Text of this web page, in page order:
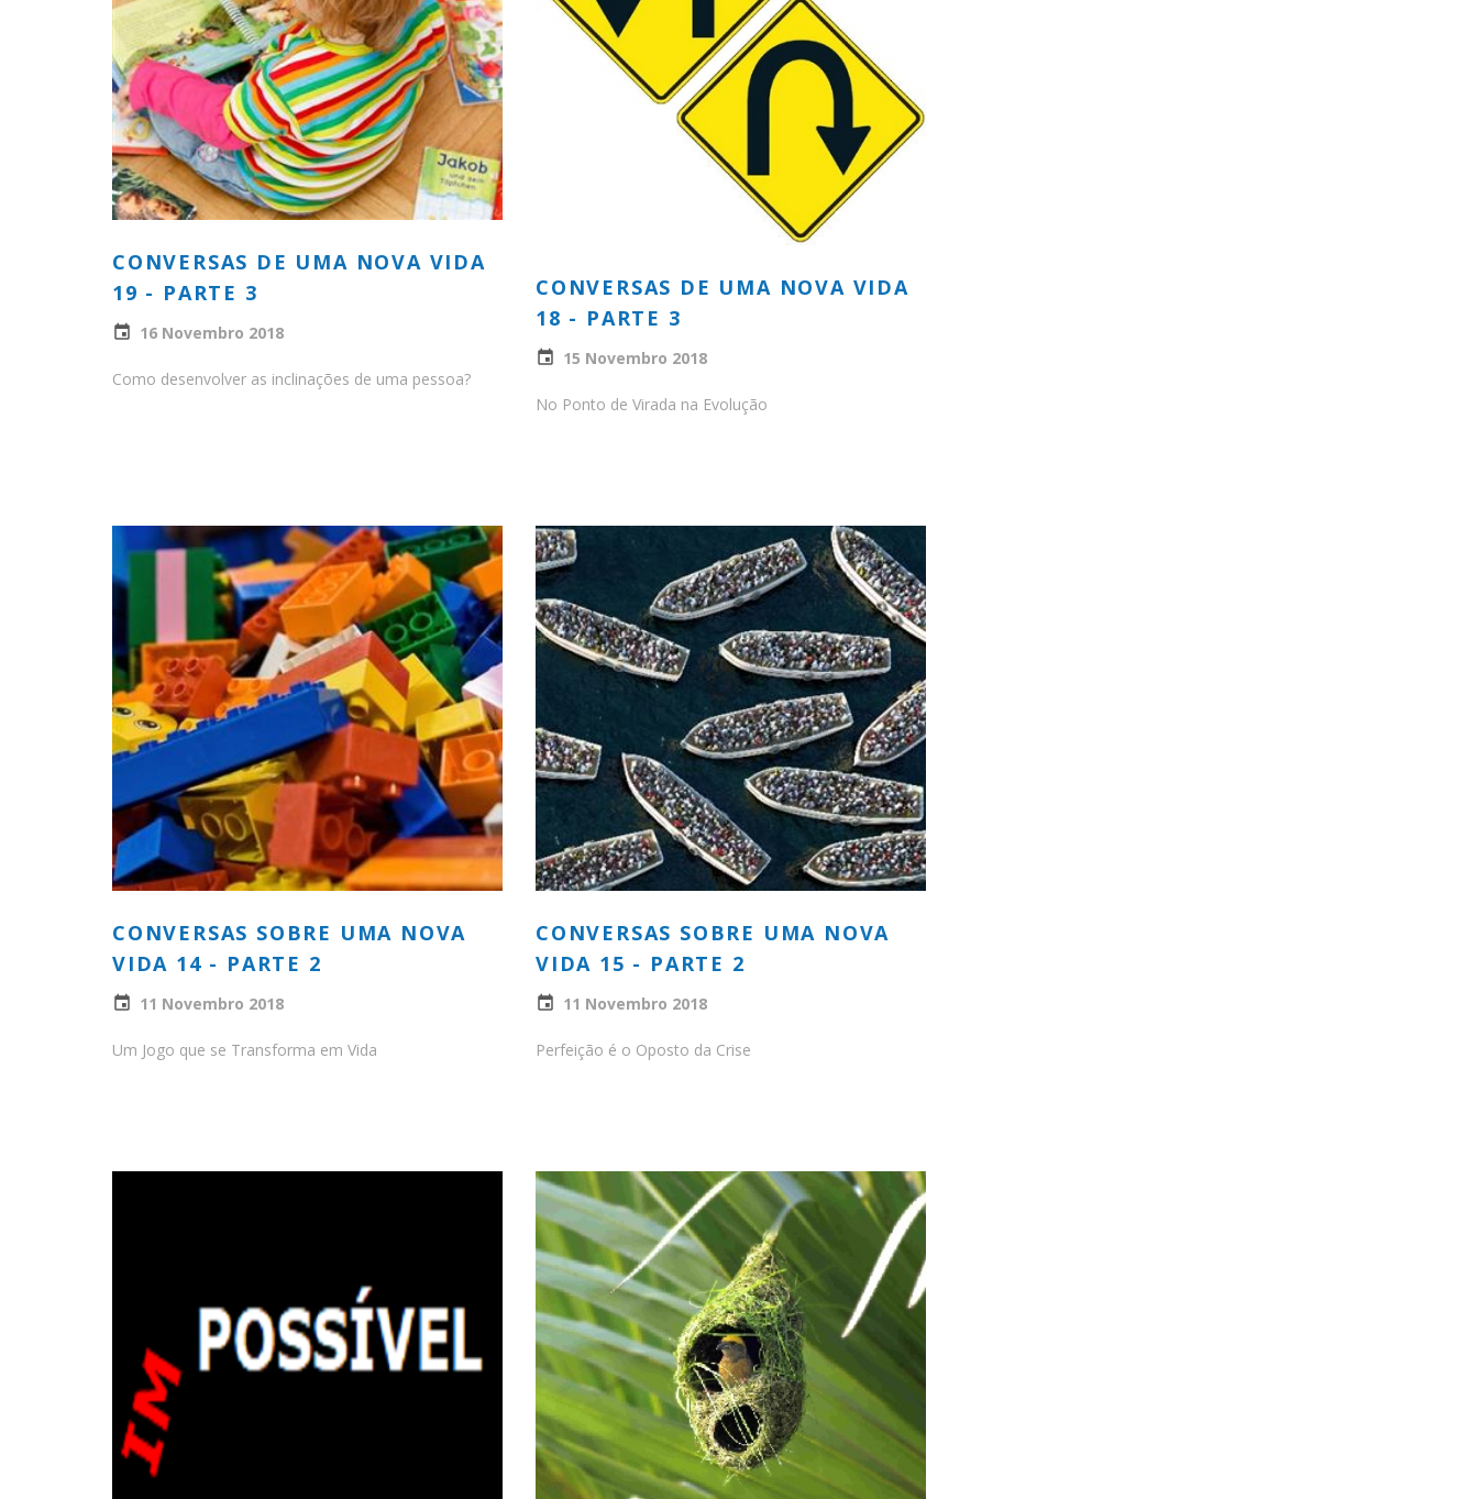
CONVERSAS DE UMA NOVA VIDA
19 - PARTE 3
16 Novembro 2018
Como desenvolver as inclinações de uma pessoa?
CONVERSAS DE UMA NOVA VIDA
18 - PARTE 3
15 Novembro 2018
No Ponto de Virada na Evolução
CONVERSAS SOBRE UMA NOVA
VIDA 14 - PARTE 2
11 Novembro 2018
Um Jogo que se Transforma em Vida
CONVERSAS SOBRE UMA NOVA
VIDA 15 - PARTE 2
11 Novembro 2018
Perfeição é o Oposto da Crise